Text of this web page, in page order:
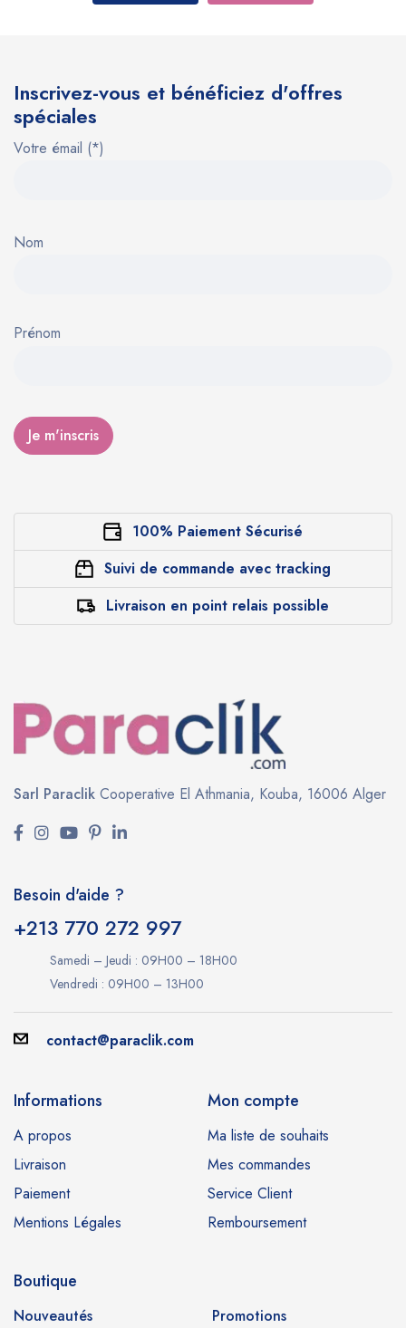
Inscrivez-vous et bénéficiez d'offres
spéciales
Votre émail (*)
Nom
Prénom
100% Paiement Sécurisé
Suivi de commande avec tracking
Livraison en point relais possible
Sarl Paraclik Cooperative El Athmania, Kouba, 16006 Alger
Besoin d'aide ?
+213 770 272 997
Samedi – Jeudi : 09H00 – 18H00
Vendredi : 09H00 – 13H00
contact@paraclik.com
Informations
A propos
Livraison
Paiement
Mentions Légales
Mon compte
Ma liste de souhaits
Mes commandes
Service Client
Remboursement
Boutique
Nouveautés Promotions